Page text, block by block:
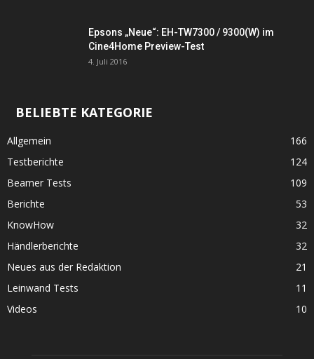
Epsons „Neue“: EH-TW7300 / 9300(W) im
Cine4Home Preview-Test
4. Juli 2016
BELIEBTE KATEGORIE
Allgemein
166
Testberichte
124
Beamer Tests
109
Berichte
53
KnowHow
32
Händlerberichte
32
Neues aus der Redaktion
21
Leinwand Tests
11
Videos
10